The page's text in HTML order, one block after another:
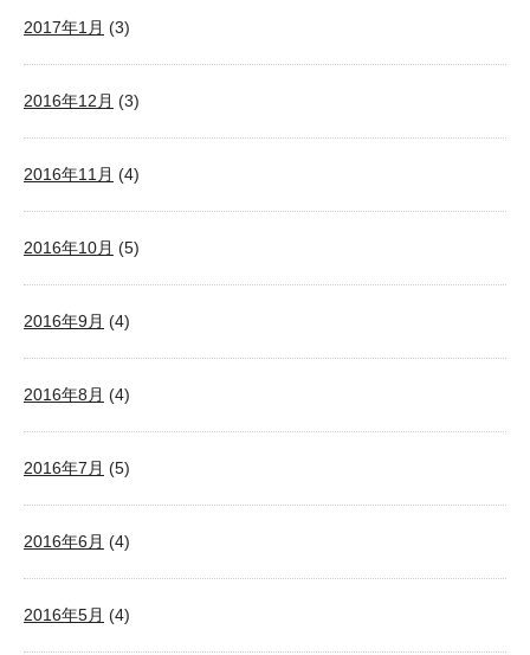
2017年1月 (3)
2016年12月 (3)
2016年11月 (4)
2016年10月 (5)
2016年9月 (4)
2016年8月 (4)
2016年7月 (5)
2016年6月 (4)
2016年5月 (4)